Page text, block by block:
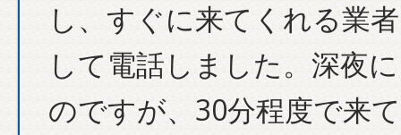
し、すぐに来てくれる業
して電話しました。深夜
のですが、30分程度で来